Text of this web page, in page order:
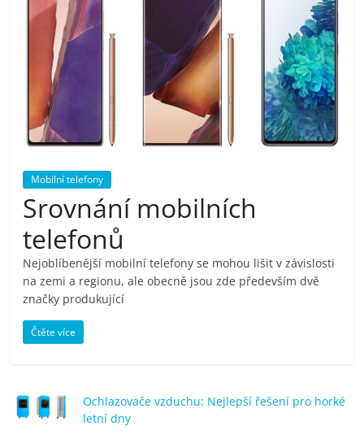
pračky,
televize,
notebooky,
mobilní
telefony,
kávovary,
bazény
Nejlepší
Elektro
OK,
Mobilní telefony
Srovnání mobilních
telefonů
Nejoblíbenější mobilní telefony se mohou lišit v závislosti
na zemi a regionu, ale obecně jsou zde především dvě
značky produkující
Čtěte více
Ochlazovače vzduchu: Nejlepší řešení pro horké
letní dny